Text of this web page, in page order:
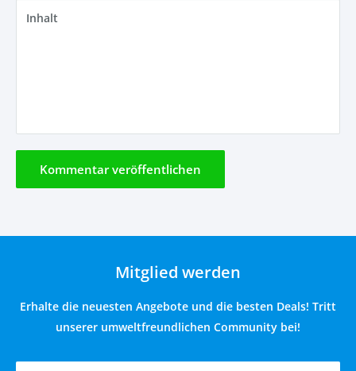
Inhalt
Kommentar veröffentlichen
Mitglied werden
Erhalte die neuesten Angebote und die besten Deals! Tritt
unserer umweltfreundlichen Community bei!